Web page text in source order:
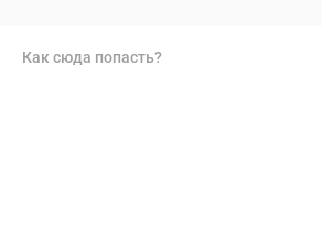
Как сюда попасть?